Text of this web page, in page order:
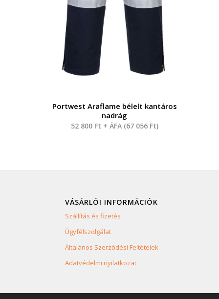
Portwest Araflame bélelt kantáros
nadrág
52 800 Ft + ÁFA (67 056 Ft)
VÁSÁRLÓI INFORMÁCIÓK
Szállítás és fizetés
Ügyfélszolgálat
Általános Szerződési Feltételek
Adatvédelmi nyilatkozat